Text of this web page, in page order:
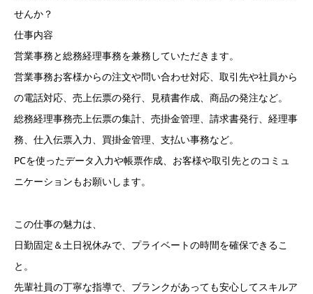
せんか？
仕事内容
営業事務と総務経理事務を兼務していただきます。
営業事務お客様からの注文や問い合わせ対応、取引先や社員から
の電話対応、売上伝票の発行、見積書作成、商品の発注など。
総務経理事務売上伝票の集計、売掛金管理、請求書発行、経理事
務、仕入伝票入力、買掛金管理、支払い事務など。
PCを使ったデータ入力や帳票作成、お客様や取引先とのコミュ
ニケーションもお願いします。
この仕事の魅力は、
日勤固定＆土日祝休みで、プライベートの時間を確保できるこ
と。
先輩社員の丁寧な指導で、ブランクがあっても安心してスキルア